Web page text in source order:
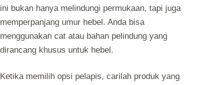
ini bukan hanya melindungi permukaan, tapi juga
memperpanjang umur hebel. Anda bisa
menggunakan cat atau bahan pelindung yang
dirancang khusus untuk hebel.
Ketika memilih opsi pelapis, carilah produk yang